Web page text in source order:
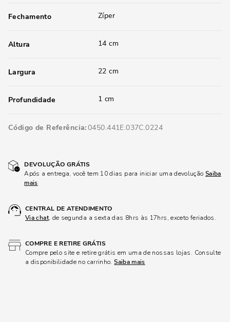
Fechamento Zíper
Altura 14 cm
Largura 22 cm
Profundidade 1 cm
Código de Referência 0450.441E.037C.0224
DEVOLUÇÃO GRÁTIS
Após a entrega, você tem 10 dias para iniciar uma devolução Saiba
mais
CENTRAL DE ATENDIMENTO
Via chat, de segunda a sexta das 8hrs às 17hrs, exceto feriados.
COMPRE E RETIRE GRÁTIS
Compre pelo site e retire grátis em uma de nossas lojas. Consulte
a disponibilidade no carrinho.Saiba mais